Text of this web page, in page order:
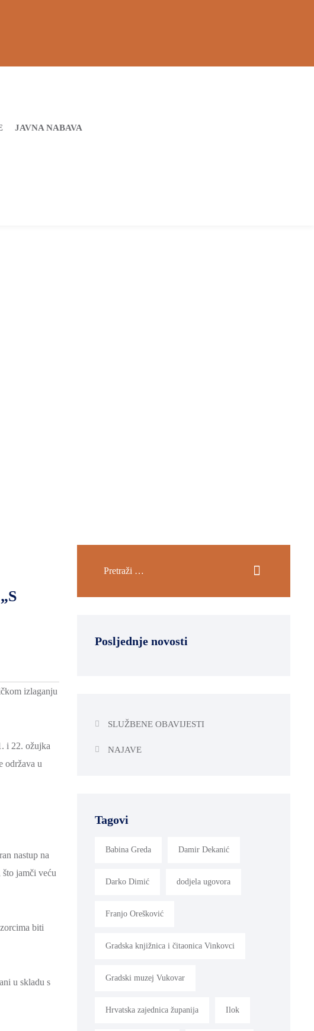
JAVNA NABAVA
izlaganju
i 22. ožujka
održava u
nastup na
jamči veću
biti
u skladu s
Posljednje novosti
SLUŽBENE OBAVIJESTI
NAJAVE
Tagovi
Babina Greda Damir Dekanić
Darko Dimić dodjela ugovora
Franjo Orešković
Gradska knjižnica i čitaonica Vinkovci
Gradski muzej Vukovar
Hrvatska zajednica županija Ilok